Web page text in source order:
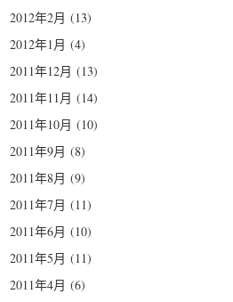
2012年2月 (13)
2012年1月 (4)
2011年12月 (13)
2011年11月 (14)
2011年10月 (10)
2011年9月 (8)
2011年8月 (9)
2011年7月 (11)
2011年6月 (10)
2011年5月 (11)
2011年4月 (6)